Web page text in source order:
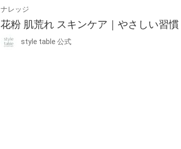
ナレッジ
花粉 肌荒れ スキンケア｜やさしい習慣
style table 公式